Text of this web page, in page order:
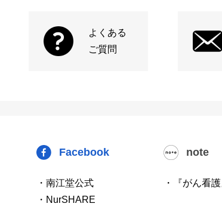
よくある
ご質問
Facebook
・南江堂公式
・NurSHARE
note
・『がん看